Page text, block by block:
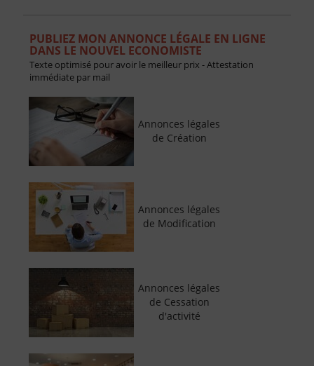
PUBLIEZ MON ANNONCE LÉGALE EN LIGNE
DANS LE NOUVEL ECONOMISTE
Texte optimisé pour avoir le meilleur prix - Attestation
immédiate par mail
Annonces légales
de Création
Annonces légales
de Modification
Annonces légales
de Cessation
d'activité